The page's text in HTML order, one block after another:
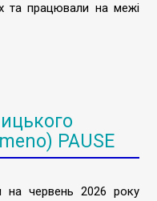
та працювали на межі
PAUSE
червень 2026 року